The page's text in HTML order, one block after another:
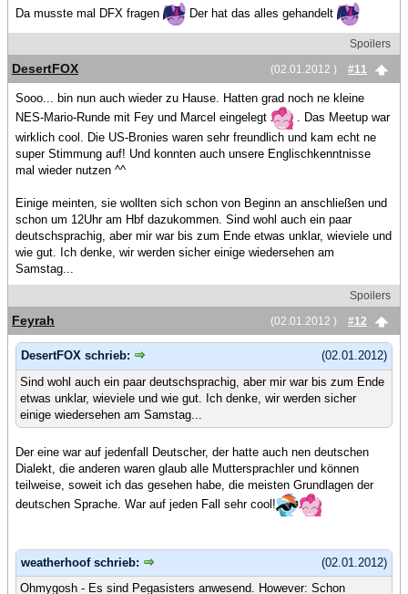
Da musste mal DFX fragen Der hat das alles gehandelt
Spoilers
(02.01.2012 )
#11
DesertFOX
Sooo... bin nun auch wieder zu Hause. Hatten grad noch ne kleine
NES-Mario-Runde mit Fey und Marcel eingelegt
. Das Meetup war
wirklich cool. Die US-Bronies waren sehr freundlich und kam echt ne
super Stimmung auf! Und konnten auch unsere Englischkenntnisse
mal wieder nutzen ^^
Einige meinten, sie wollten sich schon von Beginn an anschließen und
schon um 12Uhr am Hbf dazukommen. Sind wohl auch ein paar
deutschsprachig, aber mir war bis zum Ende etwas unklar, wieviele und
wie gut. Ich denke, wir werden sicher einige wiedersehen am
Samstag...
Spoilers
(02.01.2012 )
#12
Feyrah
(02.01.2012)
DesertFOX schrieb:
Sind wohl auch ein paar deutschsprachig, aber mir war bis zum Ende
etwas unklar, wieviele und wie gut. Ich denke, wir werden sicher
einige wiedersehen am Samstag...
Der eine war auf jedenfall Deutscher, der hatte auch nen deutschen
Dialekt, die anderen waren glaub alle Muttersprachler und können
teilweise, soweit ich das gesehen habe, die meisten Grundlagen der
deutschen Sprache. War auf jeden Fall sehr cool!
(02.01.2012)
weatherhoof schrieb:
Ohmygosh - Es sind Pegasisters anwesend. However: Schon